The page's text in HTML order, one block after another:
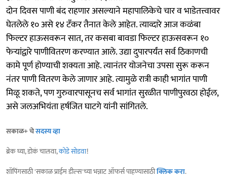
दोन दिवस पाणी बंद राहणार असल्याने महापालिकेचे चार व भाडेतत्त्वावर
घेतलेले १० असे १४ टँकर तैनात केले आहेत. त्याव्दारे आज कळंबा
फिल्टर हाऊसवरून सात, तर कसबा बावडा फिल्टर हाऊसवरून १०
फेऱ्यांद्वारे पाणीवितरण करण्यात आले. उद्या दुपारपर्यंत सर्व ठिकाणची
कामे पूर्ण होण्याची शक्यता आहे. त्यानंतर योजनेचा उपसा सुरू करून
नंतर पाणी वितरण केले जाणार आहे. त्यामुळे रात्री काही भागांत पाणी
मिळू शकते, पण गुरुवारपासूनच सर्व भागांत सुरळीत पाणीपुरवठा होईल,
असे जलअभियंता हर्षजित घाटगे यांनी सांगितले.
सकाळ+ चेसदस्य व्हा
ब्रेक घ्या, डोकं चालवा,कोडे सोडवा!
शॉपिंगसाठी 'सकाळ प्राईम डील्स'च्या भन्नाट ऑफर्स पाहण्यासाठीक्लिक करा.